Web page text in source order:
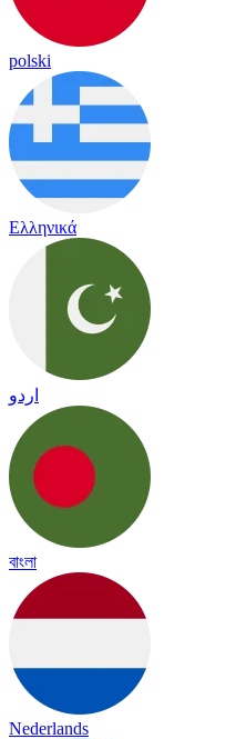
polski
Ελληνικά
اردو
বাংলা
Nederlands